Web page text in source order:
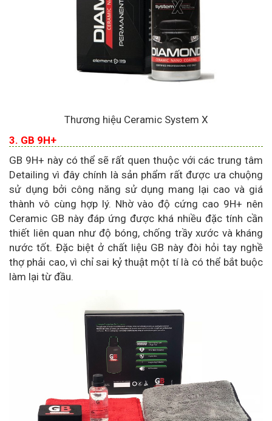
Thương hiệu Ceramic System X
3. GB 9H+
GB 9H+ này có thể sẽ rất quen thuộc với các trung tâm
Detailing vì đây chính là sản phẩm rất được ưa chuộng
sử dụng bởi công năng sử dụng mang lại cao và giá
thành vô cùng hợp lý. Nhờ vào độ cứng cao 9H+ nên
Ceramic GB này đáp ứng được khá nhiều đặc tính cần
thiết liên quan như độ bóng, chống trầy xước và kháng
nước tốt. Đặc biệt ở chất liệu GB này đòi hỏi tay nghề
thợ phải cao, vì chỉ sai kỷ thuật một tí là có thể bắt buộc
làm lại từ đầu.